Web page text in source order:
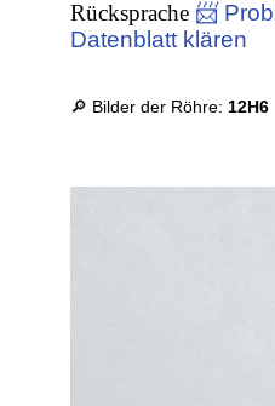
Rücksprache 📨
Datenblatt klären
🔎 Bilder der Röhre: 12H6